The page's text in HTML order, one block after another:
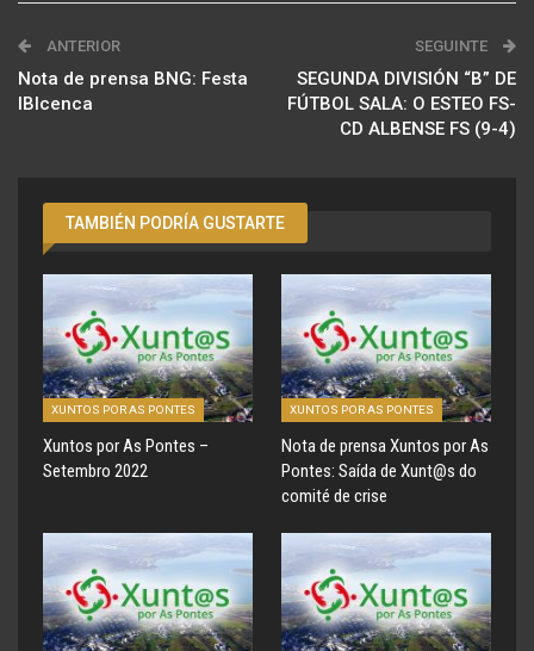
ANTERIOR
Nota de prensa BNG: Festa
IBIcenca
SEGUINTE
SEGUNDA DIVISIÓN “B” DE
FÚTBOL SALA: O ESTEO FS-
CD ALBENSE FS (9-4)
TAMBIÉN PODRÍA GUSTARTE
XUNTOS POR AS PONTES
Xuntos por As Pontes –
Setembro 2022
XUNTOS POR AS PONTES
Nota de prensa Xuntos por As
Pontes: Saída de Xunt@s do
comité de crise